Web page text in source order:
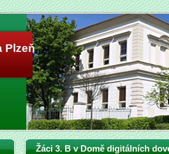
Plzeň
Žáci 3. B v Domě digitálních